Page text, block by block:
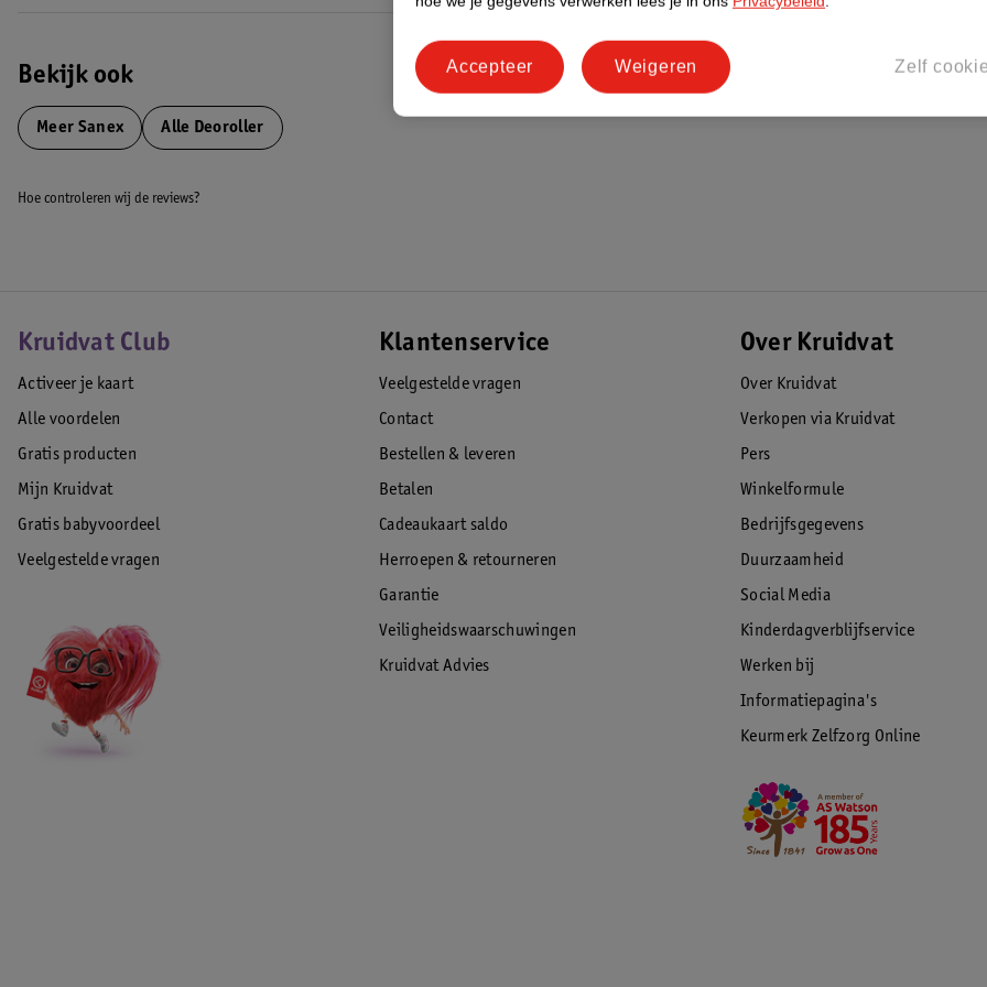
Bekijk ook
Meer Sanex Alle Deoroller
Hoe controleren wij de reviews?
Kruidvat Club
Activeer je kaart
Alle voordelen
Gratis producten
Mijn Kruidvat
Gratis babyvoordeel
Veelgestelde vragen
Klantenservice
Veelgestelde vragen
Contact
Bestellen & leveren
Betalen
Cadeaukaart saldo
Herroepen & retourneren
Garantie
Veiligheidswaarschuwingen
Kruidvat Advies
Over Kruidvat
Over Kruidvat
Verkopen via Kruidvat
Pers
Winkelformule
Bedrijfsgegevens
Duurzaamheid
Social Media
Kinderdagverblijfservice
Werken bij
Informatiepagina's
Keurmerk Zelfzorg Online
Zelf
Weigeren
Accepteer